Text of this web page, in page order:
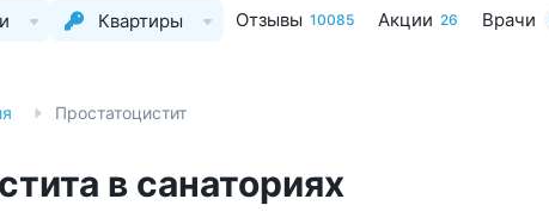
Квартиры Отзывы 10085 Акции 26 Врачи
Простатоцистит
в санаториях